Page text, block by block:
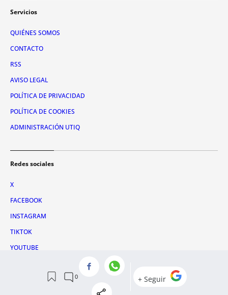
Servicios
QUIÉNES SOMOS
CONTACTO
RSS
AVISO LEGAL
POLÍTICA DE PRIVACIDAD
POLÍTICA DE COOKIES
ADMINISTRACIÓN UTIQ
Redes sociales
X
FACEBOOK
INSTAGRAM
TIKTOK
YOUTUBE